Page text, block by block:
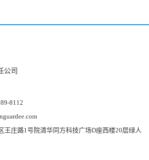
公司
8112
王庄路1号院清华同方科技广场D座西楼20层绿人